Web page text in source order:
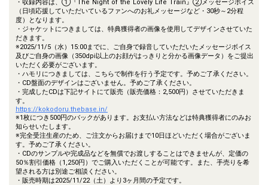
・収録内容は、①『The Night of the Lovely Life Train』②メッセージボイス
（日頃応援していただいているファンへのお礼メッセージなど・30秒～2分程
度）となります。
・ジャケットにつきましては、特典獲得者の画像を使用してデザインさせていた
だきます。
※2025/11/5（水）15:00までに、ご自身で録音していただいたメッセージボイス
及びご自身の画像（350dpi以上のお顔がはっきりと分かる画像データ）をご提出
いただく必要がございます。
・ハモリにつきましては、こちらで制作を行う予定です。予めご了承ください。
・CD盤面のデザインはございません。予めご了承ください。
・完成したCDは下記サイトにて販売（販売価格：2,500円）させていただきま
す。
https://kokodoru.thebase.in/
※1枚につき500円のバックがあります。お支払い方法などは特典獲得者にのみお
知らせいたします。
※完全受注生産のため、ご注文からお届けまで10日ほどいただく場合がございま
す。予めご了承ください。
・CDのサンプルや完成品などを無償でお渡しすることはできませんが、定価の
50％割引価格（1,250円）でご購入いただくことが可能です。また、手売りを希
望される方は別途ご相談ください。
・販売時期は2025/11/22（土）より3ヶ月間の予定です。